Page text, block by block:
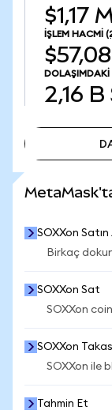
$1,17
İŞLEM HACMI
DOLAŞIMDAKI
2,16 B
SOXXon Satın
Birkaç
SOXXon Sat
SOXXon
SOXXon
SOXXon ile
Tahmin Et